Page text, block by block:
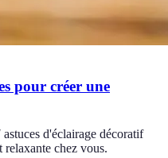
pour créer une
d'éclairage décoratif
relaxante chez vous.